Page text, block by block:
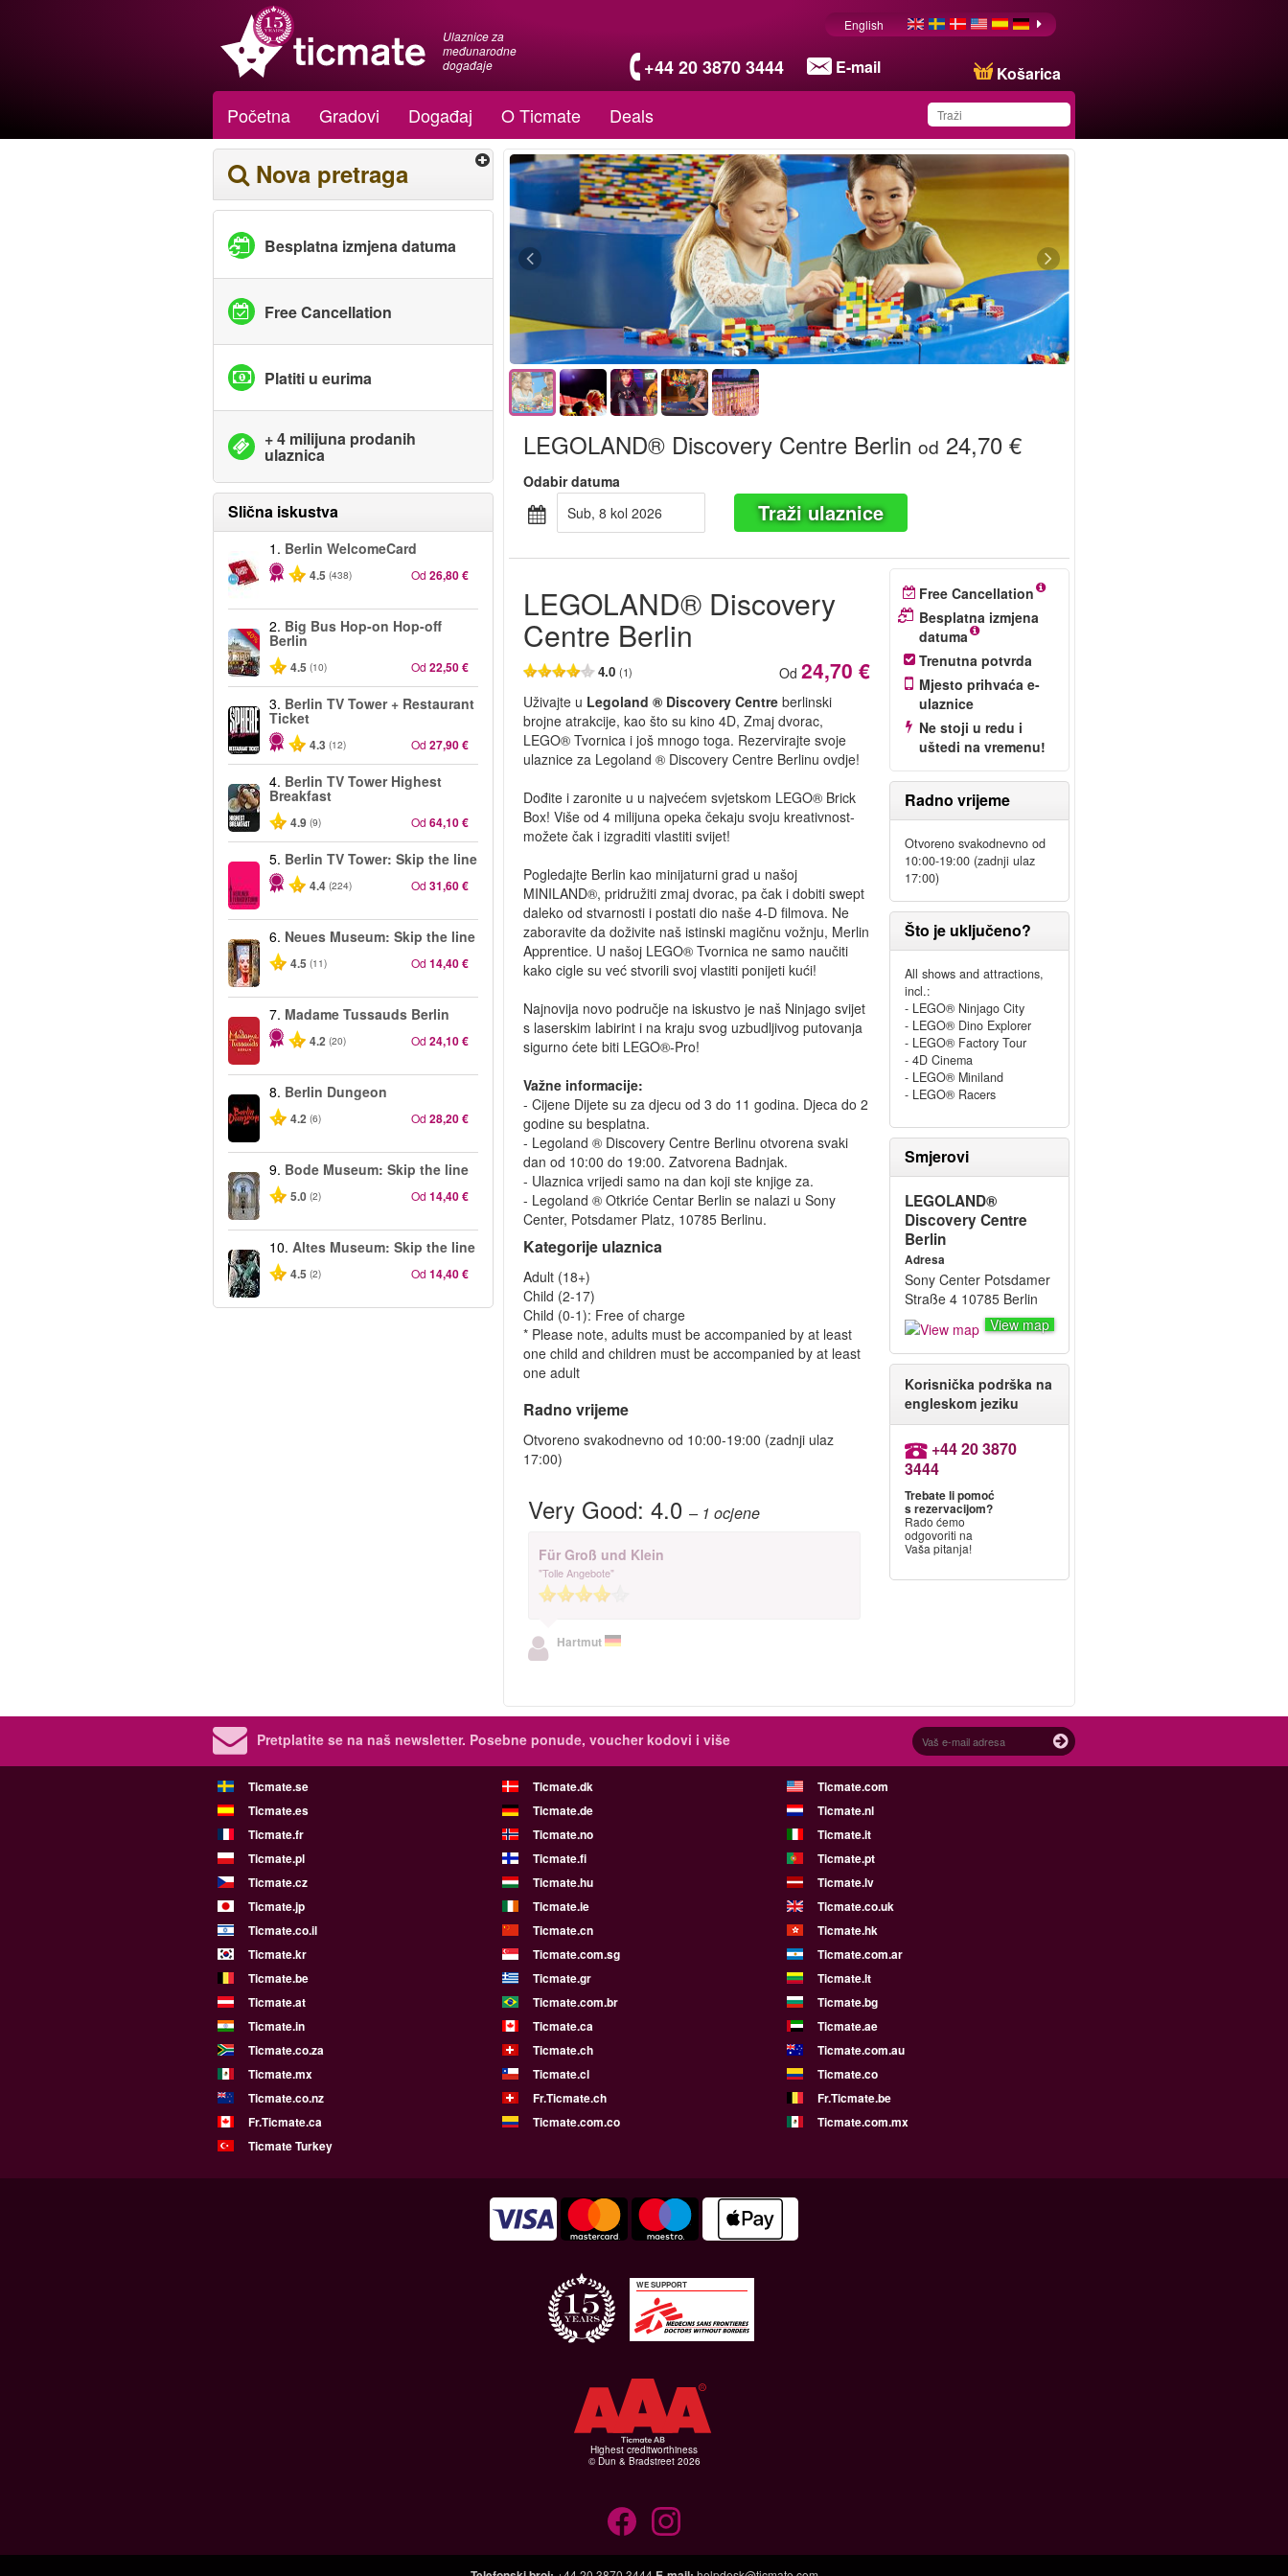
Ulaznice za
međunarodne
događaje
+44 20 3870 3444 E-mail Košarica
English
Početna Gradovi Događaj O Ticmate Deals
You have saved this
product in your list
Nova pretraga
Besplatna izmjena datuma
Free Cancellation
Platiti u eurima
+ 4 milijuna prodanih
ulaznica
Slična iskustva
1. Berlin WelcomeCard
4.5 (438) Od 26,80 €
-40%
2. Big Bus Hop-on Hop-off
Berlin
4.5 (10) Od 22,50 €
3. Berlin TV Tower + Restaurant
Ticket
4.3 (12) Od 27,90 €
4. Berlin TV Tower Highest
Breakfast
4.9 (9) Od 64,10 €
5. Berlin TV Tower: Skip the line
4.4 (224) Od 31,60 €
6. Neues Museum: Skip the line
4.5 (11) Od 14,40 €
7. Madame Tussauds Berlin
4.2 (20) Od 24,10 €
8. Berlin Dungeon
4.2 (6) Od 28,20 €
9. Bode Museum: Skip the line
5.0 (2) Od 14,40 €
10. Altes Museum: Skip the line
4.5 (2) Od 14,40 €
LEGOLAND® Discovery Centre Berlin od 24,70 €
Odabir datuma
sub, 8 kol 2026
Traži ulaznice
LEGOLAND® Discovery
Centre Berlin
4.0(1) Od 24,70 €
Uživajte u Legoland ® Discovery Centre berlinski
brojne atrakcije, kao što su kino 4D, Zmaj dvorac,
LEGO® Tvornica i još mnogo toga. Rezervirajte svoje
ulaznice za Legoland ® Discovery Centre Berlinu ovdje!
Dođite i zaronite u u najvećem svjetskom LEGO® Brick
Box! Više od 4 milijuna opeka čekaju svoju kreativnost-
možete čak i izgraditi vlastiti svijet!
Pogledajte Berlin kao minijaturni grad u našoj
MINILAND®, pridružiti zmaj dvorac, pa čak i dobiti swept
daleko od stvarnosti i postati dio naše 4-D filmova. Ne
zaboravite da doživite naš istinski magičnu vožnju, Merlin
Apprentice. U našoj LEGO® Tvornica ne samo naučiti
kako cigle su već stvorili svoj vlastiti ponijeti kući!
Najnovija novo područje na iskustvo je naš Ninjago svijet
s laserskim labirint i na kraju svog uzbudljivog putovanja
sigurno ćete biti LEGO®-Pro!
Važne informacije:
- Cijene Dijete su za djecu od 3 do 11 godina. Djeca do 2
godine su besplatna.
- Legoland ® Discovery Centre Berlinu otvorena svaki
dan od 10:00 do 19:00. Zatvorena Badnjak.
- Ulaznica vrijedi samo na dan koji ste knjige za.
- Legoland ® Otkriće Centar Berlin se nalazi u Sony
Center, Potsdamer Platz, 10785 Berlinu.
Kategorije ulaznica
Adult (18+)
Child (2-17)
Child (0-1): Free of charge
* Please note, adults must be accompanied by at least
one child and children must be accompanied by at least
one adult
Radno vrijeme
Otvoreno svakodnevno od 10:00-19:00 (zadnji ulaz
17:00)
Very Good:4.0– 1ocjene
Für Groß und Klein
"Tolle Angebote"
Hartmut
Free Cancellation
Besplatna izmjena
datuma
Trenutna potvrda
Mjesto prihvaća e-
ulaznice
Ne stoji u redu i
uštedi na vremenu!
Radno vrijeme
Otvoreno svakodnevno od
10:00-19:00 (zadnji ulaz
17:00)
Što je uključeno?
All shows and attractions,
incl.:
- LEGO® Ninjago City
- LEGO® Dino Explorer
- LEGO® Factory Tour
- 4D Cinema
- LEGO® Miniland
- LEGO® Racers
Smjerovi
LEGOLAND®
Discovery Centre
Berlin
Adresa
Sony Center Potsdamer
Straße 4 10785 Berlin
View map
Korisnička podrška na
engleskom jeziku
+44 20 3870
3444
Trebate li pomoć
s rezervacijom?
Rado ćemo
odgovoriti na
Vaša pitanja!
Pretplatite se na naš newsletter. Posebne ponude, voucher kodovi i više
Ticmate.se Ticmate.dk
Ticmate.com
Ticmate.es
Ticmate.de
Ticmate.nl
Ticmate.fr
Ticmate.no
Ticmate.it
Ticmate.pl
Ticmate.fi
Ticmate.pt
Ticmate.cz
Ticmate.hu
Ticmate.lv
Ticmate.jp
Ticmate.ie
Ticmate.co.uk
Ticmate.co.il
Ticmate.cn
Ticmate.hk
Ticmate.kr
Ticmate.com.sg
Ticmate.com.ar
Ticmate.be
Ticmate.gr
Ticmate.lt
Ticmate.at
Ticmate.com.br
Ticmate.bg
Ticmate.in
Ticmate.ca
Ticmate.ae
Ticmate.co.za
Ticmate.ch
Ticmate.com.au
Ticmate.mx
Ticmate.cl
Ticmate.co
Ticmate.co.nz
Fr.Ticmate.ch
Fr.Ticmate.be
Fr.Ticmate.ca
Ticmate.com.co
Ticmate.com.mx
Ticmate Turkey
WE SUPPORT
Highest creditworthiness
© Dun & Bradstreet 2026